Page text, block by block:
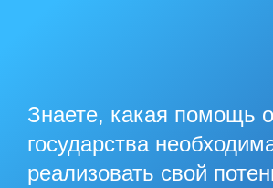
Знаете, какая помощь
государства
реализовать свой